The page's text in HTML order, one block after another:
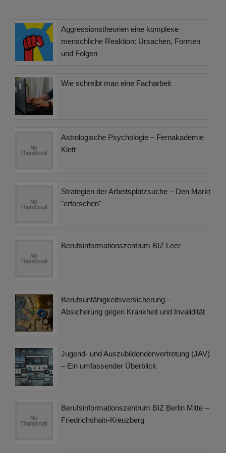
Aggressionstheorien eine komplexe
menschliche Reaktion: Ursachen, Formen
und Folgen
Wie schreibt man eine Facharbeit
Astrologische Psychologie – Fernakademie
Klett
Strategien der Arbeitsplatzsuche – Den Markt
"erforschen"
Berufsinformationszentrum BIZ Leer
Berufsunfähigkeitsversicherung –
Absicherung gegen Krankheit und Invalidität
Jugend- und Auszubildendenvertretung (JAV)
– Ein umfassender Überblick
Berufsinformationszentrum BIZ Berlin Mitte –
Friedrichshain-Kreuzberg